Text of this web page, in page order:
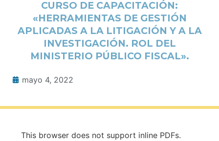
CURSO DE CAPACITACIÓN:
«HERRAMIENTAS DE GESTIÓN
APLICADAS A LA LITIGACIÓN Y A LA
INVESTIGACIÓN. ROL DEL
MINISTERIO PÚBLICO FISCAL».
mayo 4, 2022
This browser does not support inline PDFs.